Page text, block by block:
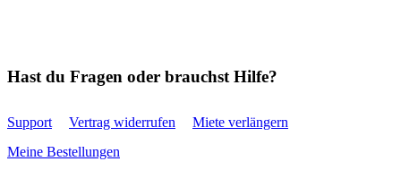
Hast du Fragen oder brauchst Hilfe?
Support Vertrag widerrufen
Miete verlängern
Meine Bestellungen